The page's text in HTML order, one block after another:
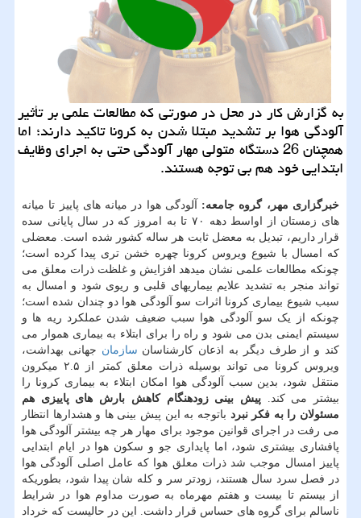
به گزارش كار در محل در صورتی كه مطالعات علمی بر تأثیر
آلودگی هوا بر تشدید مبتلا شدن به كرونا تاكید دارند؛ اما
همچنان 26 دستگاه متولی مهار آلودگی حتی به اجرای وظایف
ابتدایی خود هم بی توجه هستند.
خبرگزاری مهر، گروه جامعه: آلودگی هوا در میانه های پاییز تا میانه
های زمستان از اواسط دهه ۷۰ تا به امروز که در سال پایانی سده
قرار داریم، تبدیل به معضل ثابت هر ساله کشور شده است. معضلی
که امسال با شیوع ویروس کرونا چهره خشن تری پیدا کرده است؛
چونکه مطالعات علمی نشان میدهد افزایش و غلظت ذرات معلق می
تواند منجر به تشدید علایم بیماریهای قلبی و ریوی شود و امسال به
سبب شیوع بیماری کرونا اثرات سو آلودگی هوا دو چندان شده است؛
چونکه از یک سو آلودگی هوا سبب ضعیف شدن عملکرد ریه ها و
سیستم ایمنی بدن می شود و راه را برای ابتلاء به بیماری هموار می
کند و از طرف دیگر به اذعان کارشناسان سازمان جهانی بهداشت،
ویروس کرونا می تواند بوسیله ذرات معلق کمتر از ۲.۵ میکرون
منتقل شود، بدین سبب آلودگی هوا امکان ابتلاء به بیماری کرونا را
بیشتر می کند.پیش بینی زودهنگام کاهش بارش های پاییزی هم
مسئولان را به فکر نبرد باتوجه به این پیش بینی ها و هشدارها انتظار
می رفت در اجرای قوانین موجود برای مهار هر چه بیشتر آلودگی هوا
پافشاری بیشتری شود، اما پایداری جو و سکون هوا در ایام ابتدایی
پاییز امسال موجب شد ذرات معلق هوا که عامل اصلی آلودگی هوا
در فصل سرد سال هستند، زودتر سر و کله شان پیدا شود، بطوریکه
از بیستم تا بیست و هفتم مهرماه به صورت مداوم هوا در شرایط
ناسالم برای گروه های حساس قرار داشت. این در حالیست که خرداد